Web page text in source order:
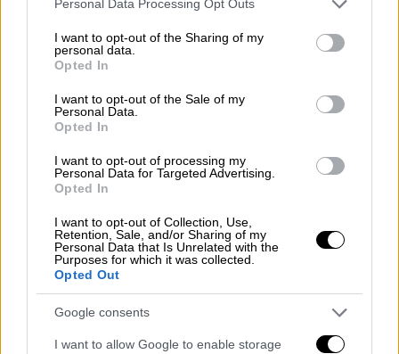
not limited to your visit or usage behaviour. You may click to
grant or deny consent to Google and its third-party tags to
use your data for below specified purposes in below Google
consent section.
Personal Data Processing Opt Outs
I want to opt-out of the Sharing of my
personal data.
Opted In
I want to opt-out of the Sale of my
Personal Data.
Opted In
I want to opt-out of processing my
Personal Data for Targeted Advertising.
Opted In
I want to opt-out of Collection, Use,
Retention, Sale, and/or Sharing of my
Personal Data that Is Unrelated with the
Purposes for which it was collected.
Opted Out
Google consents
I want to allow Google to enable storage
Ελλάδα|13.04.2023 18:16
Πώς θα λειτουργήσουν Μεγάλη
Παρασκευή και Μεγάλο Σάββατο τα
τράπεζες
Δείτε αναλυτικά τι ισχύει